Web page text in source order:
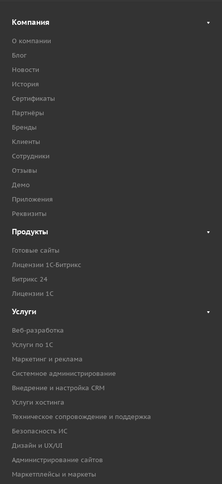
Компания
О компании
Блог
Новости
История
Сертификаты
Партнёры
Бренды
Клиенты
Сотрудники
Отзывы
Демо
Приложения
Реквизиты
Продукты
Готовые сайты
Лицензии 1С-Битрикс
Битрикс 24
Лицензии 1С
Услуги
Веб-разработка
Услуги по 1С
Маркетинг и реклама
Системное администрирование
Внедрение и настройка CRM
Услуги хостинга
Техническое сопровождение и поддержка
Безопасность ИС
Дизайн и UX/UI
Администрирование сайтов
Маркетплейсы и маркеты